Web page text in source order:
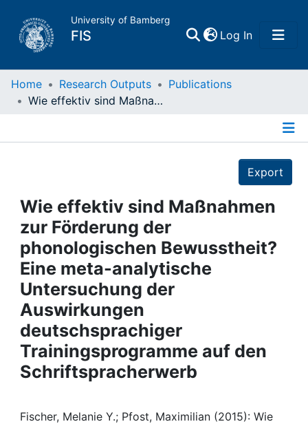
University of Bamberg
FIS Log In(current)
Home
Projects
People
Institutions
Awards
My FIS
Help
Home Research Outputs
Publications
Wie effektiv sind Maßnahmen zur Förderung der phonologischen Bewusstheit? Eine meta-analytische Untersuchung der Auswirkungen deutschsprachiger Trainingsprogramme auf den Schriftspracherwerb
Export
Wie effektiv sind Maßnahmen
zur Förderung der
phonologischen Bewusstheit?
Eine meta-analytische
Untersuchung der
Auswirkungen
deutschsprachiger
Trainingsprogramme auf den
Schriftspracherwerb
Fischer, Melanie Y.; Pfost, Maximilian (2015): Wie